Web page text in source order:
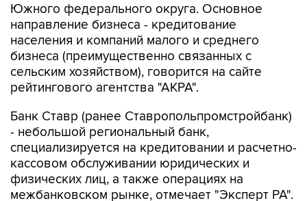
Южного федерального округа. Основное
направление бизнеса - кредитование
населения и компаний малого и среднего
бизнеса (преимущественно связанных с
сельским хозяйством), говорится на сайте
рейтингового агентства "АКРА".
Банк Ставр (ранее Ставропольпромстройбанк)
- небольшой региональный банк,
специализируется на кредитовании и расчетно-
кассовом обслуживании юридических и
физических лиц, а также операциях на
межбанковском рынке, отмечает "Эксперт РА".